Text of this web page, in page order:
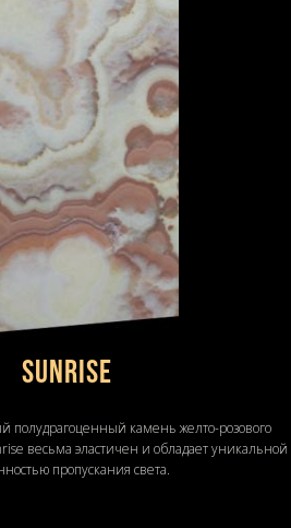
Sunrise
полудрагоценный камень желто-розового
весьма эластичен и обладает уникальной
пропускания света.